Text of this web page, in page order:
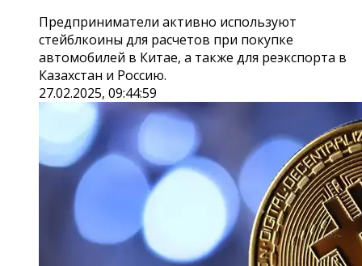
Предприниматели активно используют
стейблкоины для расчетов при покупке
автомобилей в Китае, а также для реэкспорта в
Казахстан и Россию.
27.02.2025, 09:44:59